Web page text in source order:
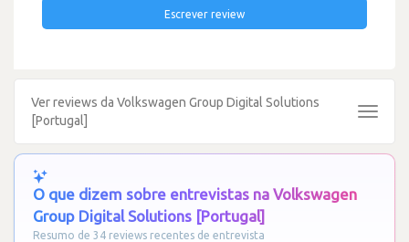
Escrever review
Ver reviews da Volkswagen Group Digital Solutions
[Portugal]
Toggle
O que dizem sobre entrevistas na Volkswagen
Group Digital Solutions [Portugal]
Resumo de 34 reviews recentes de entrevista